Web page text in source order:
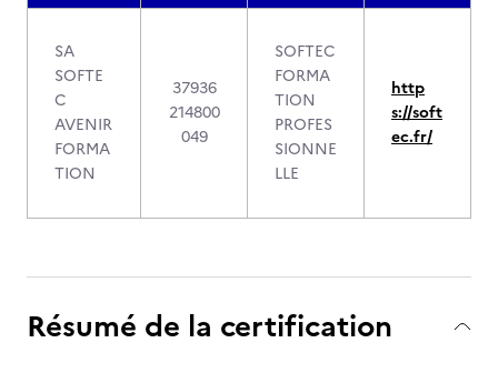
SA
SOFTE
C
AVENIR
FORMA
TION
37936
214800
049
SOFTEC
FORMA
TION
PROFES
SIONNE
LLE
http
s://soft
ec.fr/
Résumé de la certification